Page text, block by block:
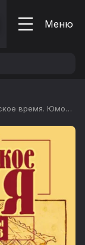
Меню
Анекдотическое время. Юмористические рассказы короля фельетонов